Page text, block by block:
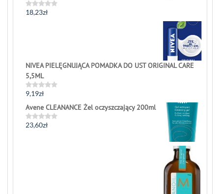
Rated
18,23zł
NIVEA PIELĘGNUJĄCA POMADKA DO UST ORIGINAL CARE
5,5ML
Rated
out
of
5
9,19zł
Avene CLEANANCE Żel oczyszczający 200ml
Rated
23,60zł